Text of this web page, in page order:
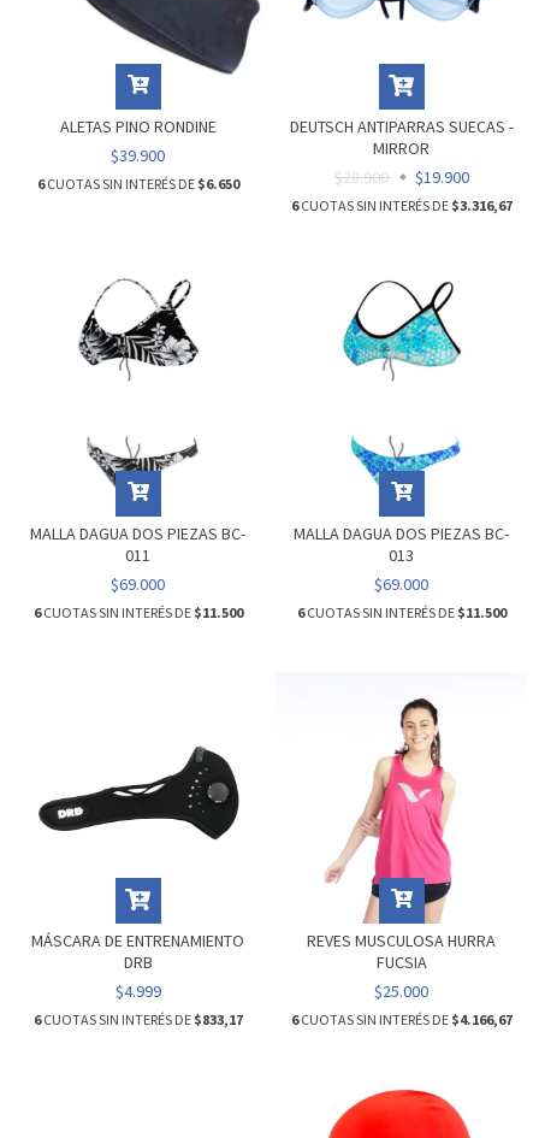
ALETAS PINO RONDINE
$39.900
6CUOTAS SIN INTERÉS DE $6.650
DEUTSCH ANTIPARRAS SUECAS -
MIRROR
$28.900
$19.900
6CUOTAS SIN INTERÉS DE $3.316,67
MALLA DAGUA DOS PIEZAS BC-
011
$69.000
6CUOTAS SIN INTERÉS DE $11.500
MALLA DAGUA DOS PIEZAS BC-
013
$69.000
6CUOTAS SIN INTERÉS DE $11.500
MÁSCARA DE ENTRENAMIENTO
DRB
$4.999
6CUOTAS SIN INTERÉS DE $833,17
REVES MUSCULOSA HURRA
FUCSIA
$25.000
6CUOTAS SIN INTERÉS DE $4.166,67